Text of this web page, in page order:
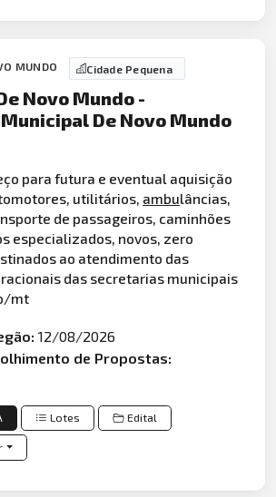
MUNDO Cidade Pequena
Novo Mundo -
De Novo Mundo
para futura e eventual aquisição
utilitários, ambulâncias,
de passageiros, caminhões
especializados, novos, zero
ao atendimento das
das secretarias municipais
mt
12/08/2026
de Propostas:
Lotes Edital